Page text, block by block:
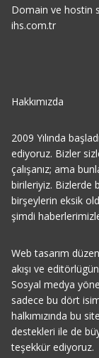
Domain ve hostin
ihs.com.tr
Hakkımızda
2009 Yılında
ediyoruz. Bizler
çalışanız; ama
birileriyiz. Bizlerde
birşeylerin eksik
şimdi
Web tasarım
akışı ve
Sosyal medya
sadece bu dört
halkımızında bu
destekleri ile de
teşekkür ediyoruz.